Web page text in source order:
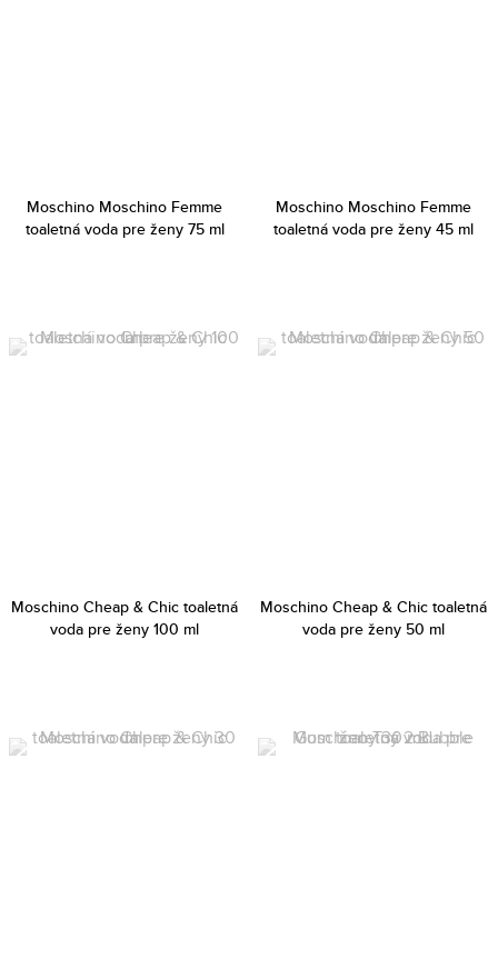
Moschino Moschino Femme
toaletná voda pre ženy 75 ml
Moschino Moschino Femme
toaletná voda pre ženy 45 ml
Moschino Cheap & Chic toaletná
voda pre ženy 100 ml
Moschino Cheap & Chic toaletná
voda pre ženy 50 ml